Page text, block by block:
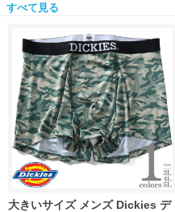
すべて見る
大きいサイズ メンズ Dickies デ